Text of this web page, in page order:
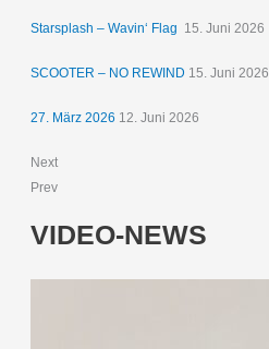
Starsplash – Wavin‘ Flag 15. Juni 2026
SCOOTER – NO REWIND 15. Juni 2026
27. März 2026 12. Juni 2026
Next
Prev
VIDEO-NEWS